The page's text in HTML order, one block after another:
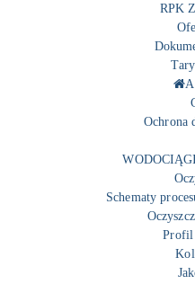
RPK
Ochrona
Schematy
Profil